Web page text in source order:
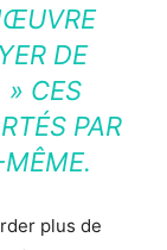
DE
» CES
PAR
plus de